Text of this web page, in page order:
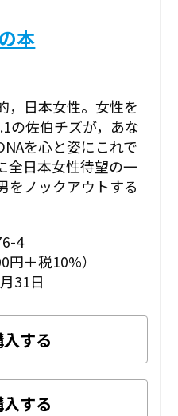
本
，日本女性。女性を
の佐伯チズが，あな
を心と姿にこれで
全日本女性待望の一
をノックアウトする
4
＋税10%）
31日
する
する